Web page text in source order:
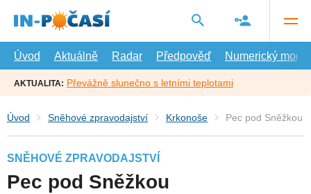
hlavní
Úvod
Aktuálně Radar Předpověď Numerický model
AKTUALITA: Převážně slunečno s letními teplotami
Úvod Sněhové zpravodajství Krkonoše Pec pod Sněžkou
SNĚHOVÉ ZPRAVODAJSTVÍ
Pec pod Sněžkou